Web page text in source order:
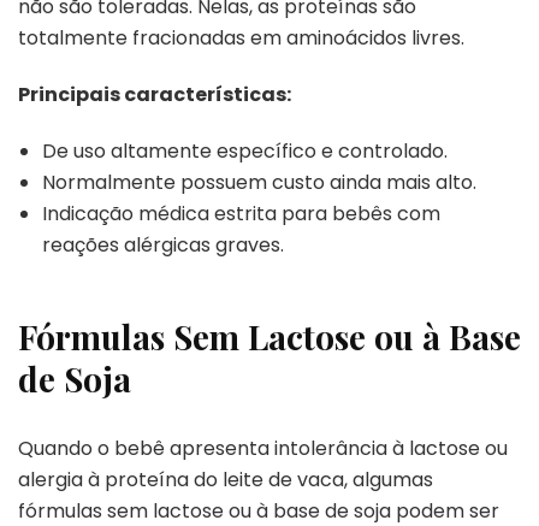
não são toleradas. Nelas, as proteínas são
totalmente fracionadas em aminoácidos livres.
Principais características:
De uso altamente específico e controlado.
Normalmente possuem custo ainda mais alto.
Indicação médica estrita para bebês com
reações alérgicas graves.
Fórmulas Sem Lactose ou à Base
de Soja
Quando o bebê apresenta intolerância à lactose ou
alergia à proteína do leite de vaca, algumas
fórmulas sem lactose ou à base de soja podem ser